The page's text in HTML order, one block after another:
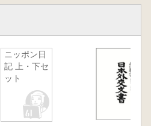
ニッポン日
記 上・下セ
ット